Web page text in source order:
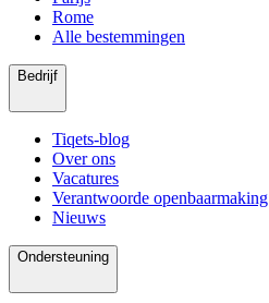
Rome
Alle bestemmingen
Bedrijf
Tiqets-blog
Over ons
Vacatures
Verantwoorde openbaarmaking
Nieuws
Ondersteuning